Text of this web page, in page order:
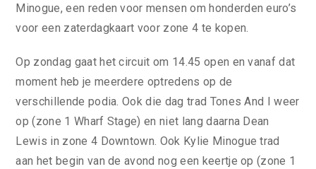
Minogue, een reden voor mensen om honderden euro’s
voor een zaterdagkaart voor zone 4 te kopen.
Op zondag gaat het circuit om 14.45 open en vanaf dat
moment heb je meerdere optredens op de
verschillende podia. Ook die dag trad Tones And I weer
op (zone 1 Wharf Stage) en niet lang daarna Dean
Lewis in zone 4 Downtown. Ook Kylie Minogue trad
aan het begin van de avond nog een keertje op (zone 1